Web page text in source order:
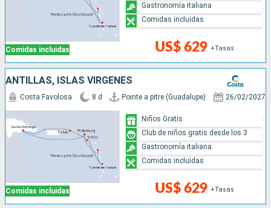
Comidas incluidas US$ 629 +Tasas
Gastronomía italiana
Comidas incluidas
ANTILLAS, ISLAS VÍRGENES
Comidas incluidas
Costa Favolosa 8 d Pointe a pitre (Guadalupe) 26/02/2027
US$ 629 +Tasas
Niños Gratis
Club de niños gratis desde los 3
Gastronomía italiana
Comidas incluidas